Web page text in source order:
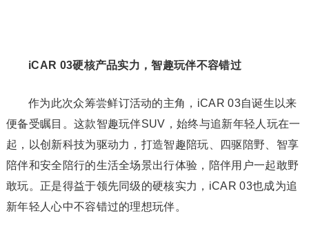
iCAR 03硬核产品实力，智趣玩伴不容错过
作为此次众筹尝鲜订活动的主角，iCAR 03自诞生以来
便备受瞩目。这款智趣玩伴SUV，始终与追新年轻人玩在一
起，以创新科技为驱动力，打造智趣陪玩、四驱陪野、智享
陪伴和安全陪行的生活全场景出行体验，陪伴用户一起敢野
敢玩。正是得益于领先同级的硬核实力，iCAR 03也成为追
新年轻人心中不容错过的理想玩伴。